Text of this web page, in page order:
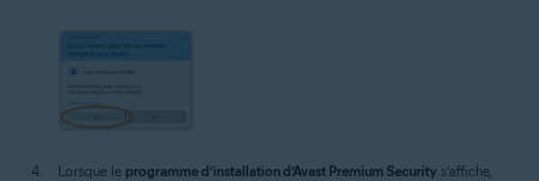
Lorsque le programme d’installation d’Avast Premium Security s’affiche,